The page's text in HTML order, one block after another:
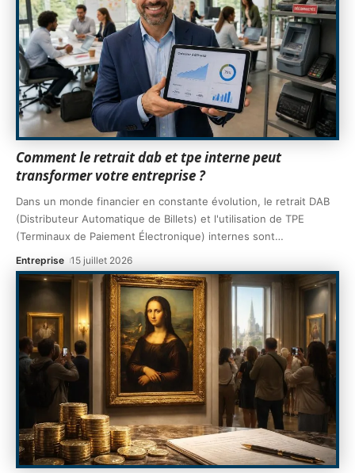
Comment le retrait dab et tpe interne peut
transformer votre entreprise ?
Dans un monde financier en constante évolution, le retrait DAB
(Distributeur Automatique de Billets) et l'utilisation de TPE
(Terminaux de Paiement Électronique) internes sont…
Entreprise 15 juillet 2026